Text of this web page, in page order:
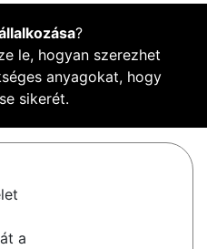
?
le, hogyan szerezhet
anyagokat, hogy
sikerét.
a